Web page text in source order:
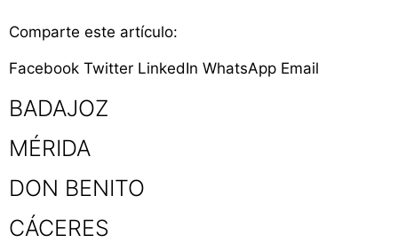
Comparte este artículo:
Facebook Twitter LinkedIn WhatsApp Email
BADAJOZ
MÉRIDA
DON BENITO
CÁCERES